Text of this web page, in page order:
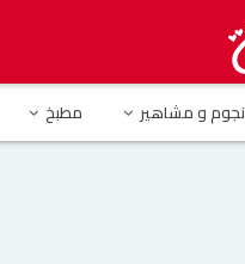
نجوم و مشاهير مطبخ